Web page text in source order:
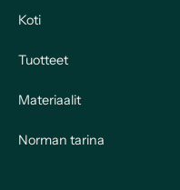
Koti
Tuotteet
Materiaalit
Norman tarina